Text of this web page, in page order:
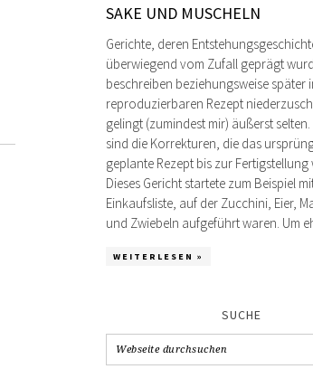
SAKE UND MUSCHELN
Gerichte, deren
überwiegend vom Zufall geprägt
beschreiben beziehungsweise später
reproduzierbaren Rezept
gelingt (zumindest mir) äußerst
sind die Korrekturen, die das
geplante Rezept bis zur Fertigstellung
Dieses Gericht startete zum Beispiel
Einkaufsliste, auf der Zucchini, Eier,
und Zwiebeln aufgeführt waren. Um
WEITERLESEN »
SUCHE